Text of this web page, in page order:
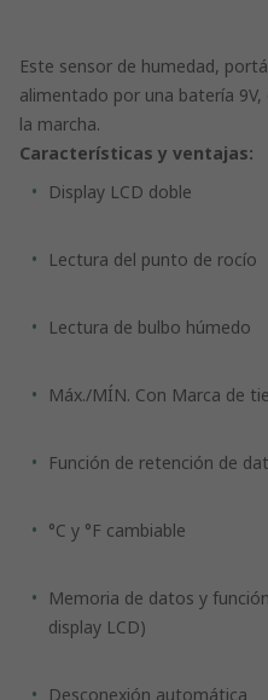
Este sensor de humedad,
alimentado por una batería
la marcha.
Características y ventajas:
Display LCD doble
Lectura del punto de rocío
Lectura de bulbo húmedo
Máx./MÍN. Con Marca de
Función de retención de
°C y °F cambiable
Memoria de datos y
display LCD)
Desconexión automática